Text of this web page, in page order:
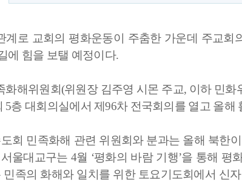
계로 교회의 평화운동이 주춤한 가운데 주교회
에 힘을 보탤 예정이다.
화해위원회(위원장 김주영 시몬 주교, 이하 민
5층 대회의실에서 제96차 전국회의를 열고 올해
회 민족화해 관련 위원회와 분과는 올해 북한
울대교구는 4월 ‘평화의 바람 기행’을 통해 평
민족의 화해와 일치를 위한 토요기도회에서 신